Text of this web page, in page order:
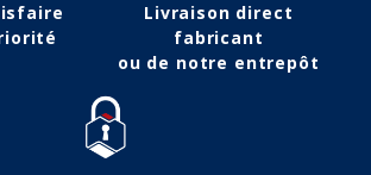
Livraison direct
fabricant
ou de notre entrepôt